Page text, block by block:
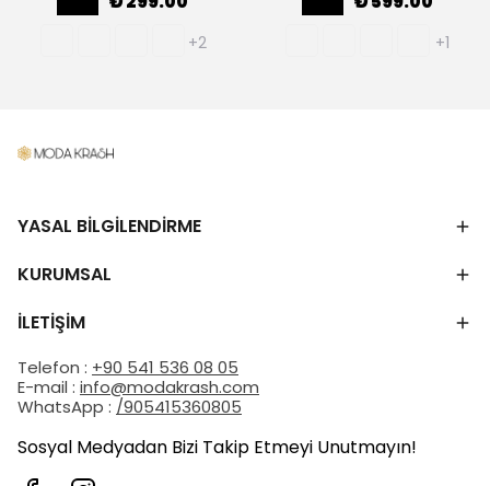
+2 +1
YASAL BİLGİLENDİRME
KURUMSAL
İLETİŞİM
Telefon : +90 541 536 08 05
E-mail : info@modakrash.com
WhatsApp : /905415360805
Sosyal Medyadan Bizi Takip Etmeyi Unutmayın!